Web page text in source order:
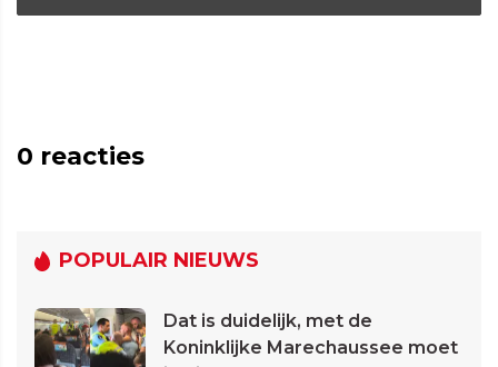
0 reacties
POPULAIR NIEUWS
Dat is duidelijk, met de
Koninklijke Marechaussee moet